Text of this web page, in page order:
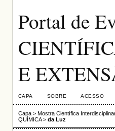
Portal de
E
CAPA SOBRE ACESSO
Capa> Mostra Científica
QUÍMICA> da Luz